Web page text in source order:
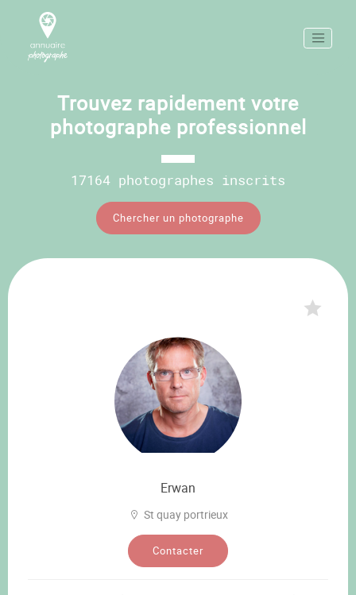
Trouvez rapidement votre
photographe professionnel
17164 photographes inscrits
Chercher un photographe
Erwan
St quay portrieux
Contacter